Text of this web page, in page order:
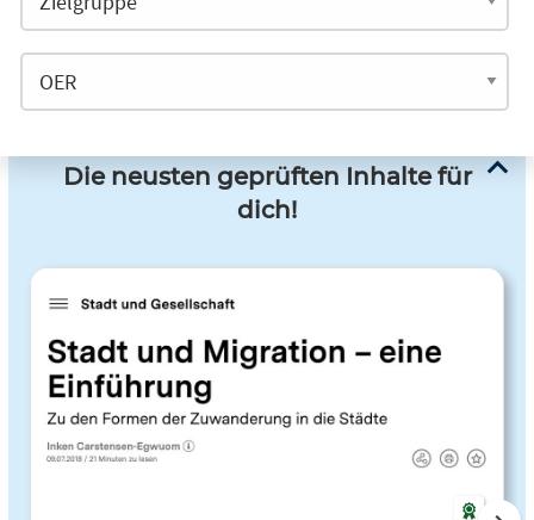
Die neusten geprüften Inhalte für
dich!